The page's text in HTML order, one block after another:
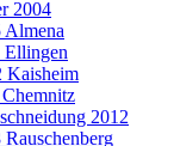
2004
Almena
Ellingen
Kaisheim
2012